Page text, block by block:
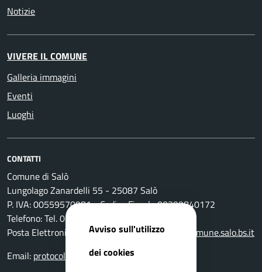
Notizie
VIVERE IL COMUNE
Galleria immagini
Eventi
Luoghi
CONTATTI
Comune di Salò
Lungolago Zanardelli 55 - 25087 Salò
P. IVA: 00559570981 - Codice Fiscale 00399840172
Telefono: Tel. 0365-296801
Posta Elettronica Certificata:protocollo@pec.comune.salo.bs.it
Email: protocollo@comune.salo.bs.it
Avviso sull'utilizzo
dei cookies